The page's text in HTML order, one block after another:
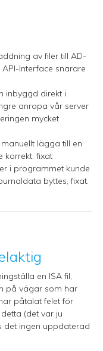
av filer till AD-
Interface snarare
inbyggd direkt i
anropa vår server
mycket
lägga till en
korrekt, fixat
i programmet kunde
byttes, fixat.
en ISA fil,
på vägar som har
påtalat felet för
(det var ju
det ingen uppdaterad